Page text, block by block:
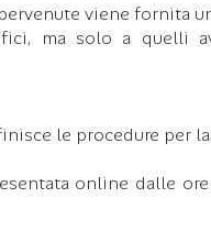
viene fornita
ma solo a quelli
le procedure per
online dalle